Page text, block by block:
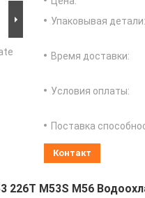
Упаковывая детали:
Время доставки:
Условия оплаты:
Поставка
Контакт
226T M53S M56